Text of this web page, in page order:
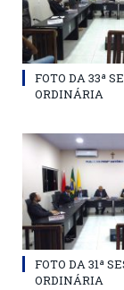
FOTO DA 33ª
ORDINÁRIA
FOTO DA 31ª
ORDINÁRIA